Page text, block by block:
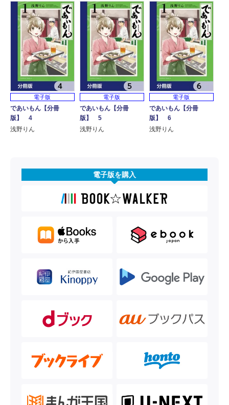
電子版
であいもん【分冊
版】 4
浅野りん
電子版
であいもん【分冊
版】 5
浅野りん
電子版
であいもん【分冊
版】 6
浅野りん
電子版を購入